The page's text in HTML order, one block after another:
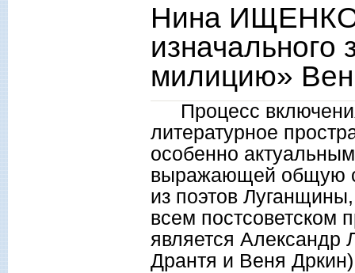
Нина
изначального
милицию»
Процесс
литературное
особенно
выражающей общую с
из поэтов
всем постсоветском
является Александр
Дрантя и Веня